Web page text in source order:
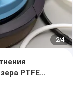
2/4
PTFE